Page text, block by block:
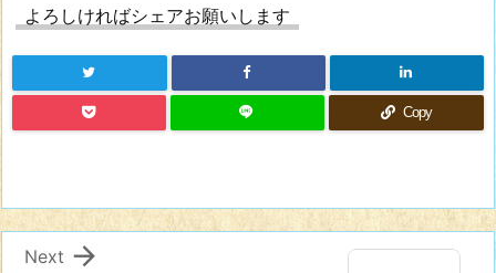
よろしければシェアお願いします
Copy

Next